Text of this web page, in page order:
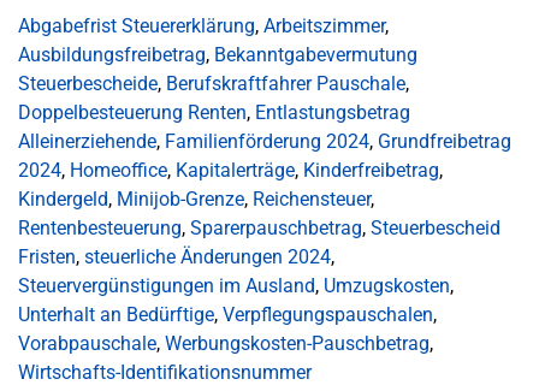
Abgabefrist Steuererklärung, Arbeitszimmer,
Ausbildungsfreibetrag, Bekanntgabevermutung
Steuerbescheide, Berufskraftfahrer Pauschale,
Doppelbesteuerung Renten, Entlastungsbetrag
Alleinerziehende, Familienförderung 2024, Grundfreibetrag
2024, Homeoffice, Kapitalerträge, Kinderfreibetrag,
Kindergeld, Minijob-Grenze, Reichensteuer,
Rentenbesteuerung, Sparerpauschbetrag, Steuerbescheid
Fristen, steuerliche Änderungen 2024,
Steuervergünstigungen im Ausland, Umzugskosten,
Unterhalt an Bedürftige, Verpflegungspauschalen,
Vorabpauschale, Werbungskosten-Pauschbetrag,
Wirtschafts-Identifikationsnummer